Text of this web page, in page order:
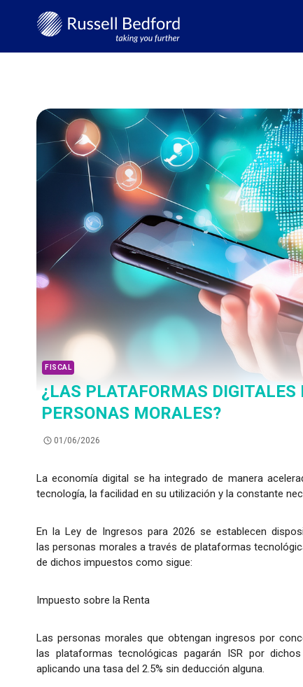
FISCAL
¿LAS PLATAFORMAS
PERSONAS MORALES?
01/06/2026
La economía digital se ha integrado de manera
tecnología, la facilidad en su utilización y la constante
En la Ley de Ingresos para 2026 se establecen
las personas morales a través de plataformas
de dichos impuestos como sigue:
Impuesto sobre la Renta
Las personas morales que obtengan ingresos por
las plataformas tecnológicas pagarán ISR por
aplicando una tasa del 2.5% sin deducción alguna.